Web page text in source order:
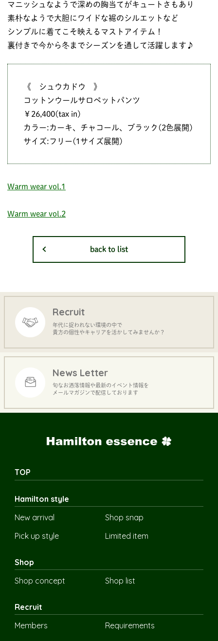
マニッシュなようで深めの胸当てがキュートさもあり
素朴なようで大胆にワイドな裾のシルエットなど
シンプルに着てこそ映えるマストアイテム！
裏付きで今から冬までシーズンを通して活躍します♪
《 シュウカドウ 》
コットンウールサロペットパンツ
￥26,400(tax in)
カラー:カーキ、チャコール、ブラック(2色展開)
サイズ:フリー(1サイズ展開)
Warm wear vol.1
Warm wear vol.2
back to list
Recruit
年代に捉われない環境の中で
貴方の個性やキャリアを活かしてみませんか？
News Letter
旬なお洒落情報や最新のイベント情報を
メールマガジンで配信しております
TOP
Hamilton style
New arrival
Shop snap
Pick up style
Limited item
Shop
Shop concept
Shop list
Recruit
Members
Requirements